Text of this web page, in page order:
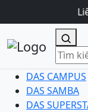
DAS CAMPUS
DAS SAMBA
DAS